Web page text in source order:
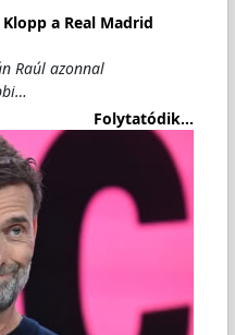
a Real Madrid
Raúl azonnal
Folytatódik...